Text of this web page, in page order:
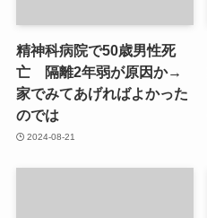
精神科病院で50歳男性死
亡 隔離2年弱が原因か→
家でみてあげればよかった
のでは
2024-08-21